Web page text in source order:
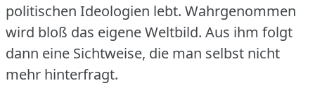
politischen Ideologien lebt. Wahrgenommen
wird bloß das eigene Weltbild. Aus ihm folgt
dann eine Sichtweise, die man selbst nicht
mehr hinterfragt.